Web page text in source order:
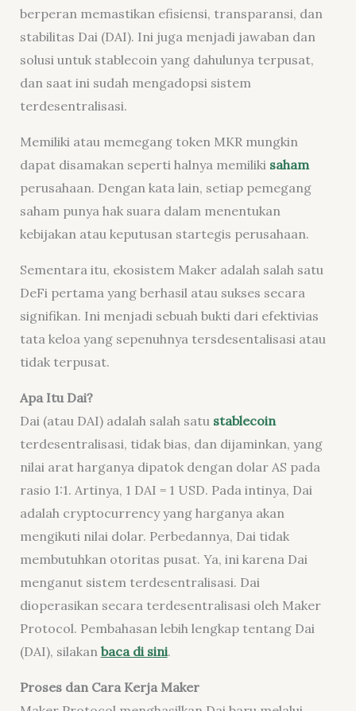
berperan memastikan efisiensi, transparansi, dan
stabilitas Dai (DAI). Ini juga menjadi jawaban dan
solusi untuk stablecoin yang dahulunya terpusat,
dan saat ini sudah mengadopsi sistem
terdesentralisasi.
Memiliki atau memegang token MKR mungkin
dapat disamakan seperti halnya memiliki saham
perusahaan. Dengan kata lain, setiap pemegang
saham punya hak suara dalam menentukan
kebijakan atau keputusan startegis perusahaan.
Sementara itu, ekosistem Maker adalah salah satu
DeFi pertama yang berhasil atau sukses secara
signifikan. Ini menjadi sebuah bukti dari efektivias
tata keloa yang sepenuhnya tersdesentalisasi atau
tidak terpusat.
Apa Itu Dai?
Dai (atau DAI) adalah salah satu stablecoin
terdesentralisasi, tidak bias, dan dijaminkan, yang
nilai arat harganya dipatok dengan dolar AS pada
rasio 1:1. Artinya, 1 DAI = 1 USD. Pada intinya, Dai
adalah cryptocurrency yang harganya akan
mengikuti nilai dolar. Perbedannya, Dai tidak
membutuhkan otoritas pusat. Ya, ini karena Dai
menganut sistem terdesentralisasi. Dai
dioperasikan secara terdesentralisasi oleh Maker
Protocol. Pembahasan lebih lengkap tentang Dai
(DAI), silakan baca di sini.
Proses dan Cara Kerja Maker